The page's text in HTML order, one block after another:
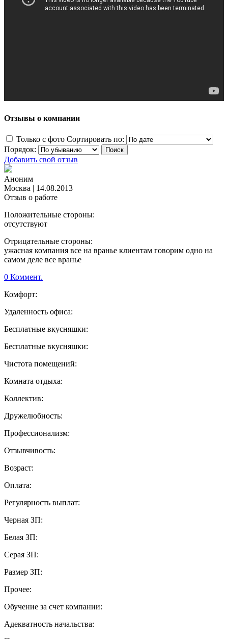
Отзывы о компании
Только с фото Сортировать по:
Порядок:
Добавить свой отзыв
Аноним
Москва | 14.08.2013
Отзыв о работе
Положительные стороны:
отсутствуют
Отрицательные стороны:
ужасная компания все на вранье клиентам говорим одно на
самом деле все вранье
0 Коммент.
Комфорт:
Удаленность офиса:
Бесплатные вкусняшки:
Бесплатные вкусняшки:
Чистота помещений:
Комната отдыха:
Коллектив:
Дружелюбность:
Профессионализм:
Отзывчивость:
Возраст:
Оплата:
Регулярность выплат:
Черная ЗП:
Белая ЗП:
Серая ЗП:
Размер ЗП:
Прочее:
Обучение за счет компании:
Адекватность начальства: